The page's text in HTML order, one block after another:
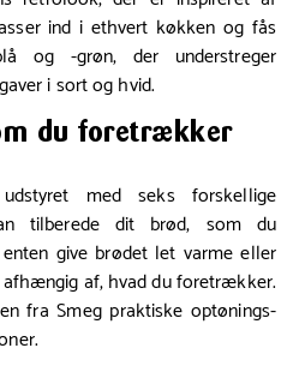
ind i ethvert køkken og fås
og -grøn, der understreger
i sort og hvid.
du foretrækker
med seks forskellige
tilberede dit brød, som du
give brødet let varme eller
af, hvad du foretrækker.
fra Smeg praktiske optønings-